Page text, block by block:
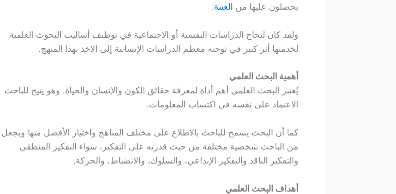
يحصلون عليها من العينة.
ولقد كان لنجاح الدراسات النفسية أو الاجتماعية في توظيف أساليب البحوث العلمية
لخدمتها أثر كبير في توجبه معظم الدراسات الإنسانية إلى الاخذ بهذا المنهج.
أهمية البحث العلمي
يُعتبر البحث العلمي أهم أداة لمعرفة حقائق الكون والإنسان والحياة. وهو يتيح للباحث
الاعتماد على نفسه في اكتساب المعلومات.
كما أن البحث يسمح للباحث بالاطلاع على مختلف المناهج واختيار الأفضل منها ويجعل
من الباحث شخصية مختلفة من حيث قدرته على التفكير، سواء التفكير المنطقي
والتفكير الناقد والتفكير الإبداعي، والسلوك، والانضباط، والحركة.
أهداف البحث العلمي